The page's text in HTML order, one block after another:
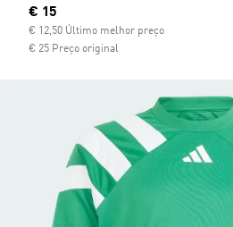
Preço atual
€ 15
€ 12,50 Último melhor preço
€ 25 Preço original